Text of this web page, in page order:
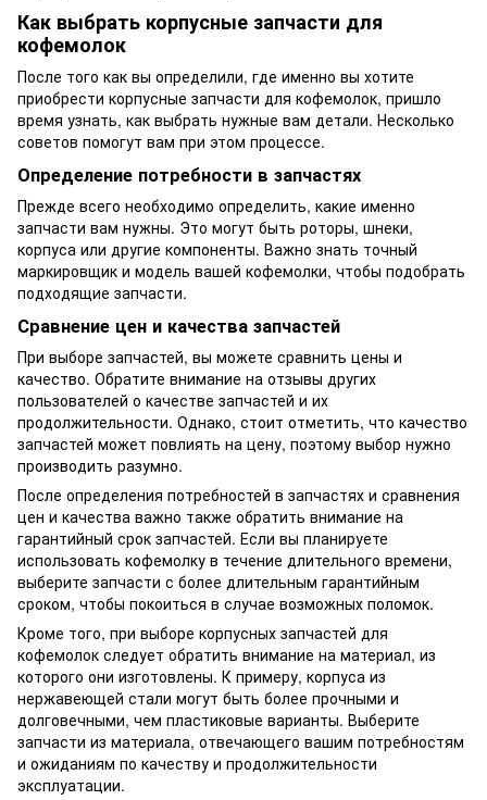
Как выбрать корпусные запчасти для
кофемолок
После того как вы определили, где именно вы хотите
приобрести корпусные запчасти для кофемолок, пришло
время узнать, как выбрать нужные вам детали. Несколько
советов помогут вам при этом процессе.
Определение потребности в запчастях
Прежде всего необходимо определить, какие именно
запчасти вам нужны. Это могут быть роторы, шнеки,
корпуса или другие компоненты. Важно знать точный
маркировщик и модель вашей кофемолки, чтобы подобрать
подходящие запчасти.
Сравнение цен и качества запчастей
При выборе запчастей, вы можете сравнить цены и
качество. Обратите внимание на отзывы других
пользователей о качестве запчастей и их
продолжительности. Однако, стоит отметить, что качество
запчастей может повлиять на цену, поэтому выбор нужно
производить разумно.
После определения потребностей в запчастях и сравнения
цен и качества важно также обратить внимание на
гарантийный срок запчастей. Если вы планируете
использовать кофемолку в течение длительного времени,
выберите запчасти с более длительным гарантийным
сроком, чтобы покоиться в случае возможных поломок.
Кроме того, при выборе корпусных запчастей для
кофемолок следует обратить внимание на материал, из
которого они изготовлены. К примеру, корпуса из
нержавеющей стали могут быть более прочными и
долговечными, чем пластиковые варианты. Выберите
запчасти из материала, отвечающего вашим потребностям
и ожиданиям по качеству и продолжительности
эксплуатации.